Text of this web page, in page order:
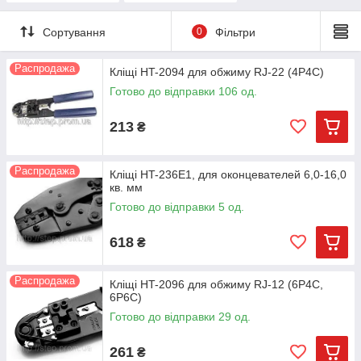
Сортування 0 Фільтри
Распродажа
Кліщі HT-2094 для обжиму RJ-22 (4P4C)
Готово до відправки 106 од.
213 ₴
Распродажа
Кліщі HT-236E1, для оконцевателей 6,0-16,0
кв. мм
Готово до відправки 5 од.
618 ₴
Распродажа
Кліщі HT-2096 для обжиму RJ-12 (6P4C,
6P6C)
Готово до відправки 29 од.
261 ₴